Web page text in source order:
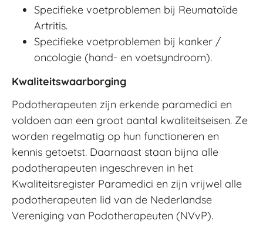
Specifieke voetproblemen bij Reumatoïde
Artritis.
Specifieke voetproblemen bij kanker /
oncologie (hand- en voetsyndroom).
Kwaliteitswaarborging
Podotherapeuten zijn erkende paramedici en
voldoen aan een groot aantal kwaliteitseisen. Ze
worden regelmatig op hun functioneren en
kennis getoetst. Daarnaast staan bijna alle
podotherapeuten ingeschreven in het
Kwaliteitsregister Paramedici en zijn vrijwel alle
podotherapeuten lid van de Nederlandse
Vereniging van Podotherapeuten (NVvP).